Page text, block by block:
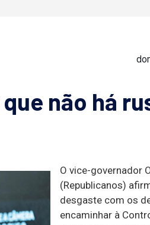
não há
O vice-governador
(Republicanos)
desgaste com os
encaminhar à